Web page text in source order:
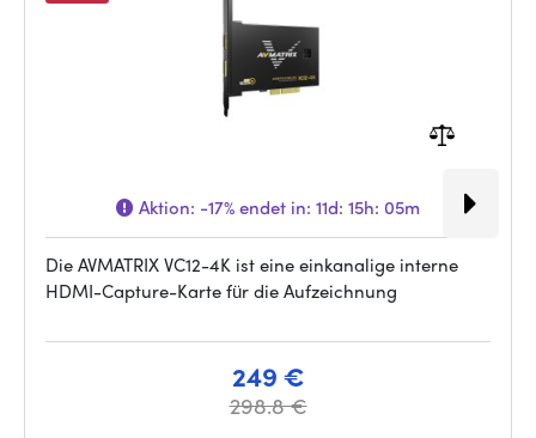
Aktion: -17%endet in: 11d: 15h: 05m
Die AVMATRIX VC12-4K ist eine einkanalige interne
HDMI-Capture-Karte für die Aufzeichnung
249 €
298.8 €